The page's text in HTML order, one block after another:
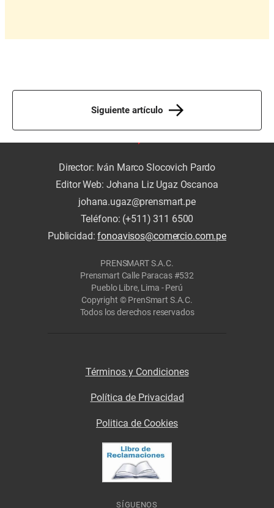
Siguiente artículo
Director: Iván Marco Slocovich Pardo
Editor Web: Johana Liz Ugaz Oscanoa
johana.ugaz@prensmart.pe
Teléfono: (+511) 311 6500
Publicidad:fonoavisos@comercio.com.pe
PRENSMART S.A.C.
Prensmart Calle Paracas #532
Pueblo Libre, Lima - Perú
Copyright © PrenSmart S.A.C.
Todos los derechos reservados
Términos y Condiciones
Política de Privacidad
Politica de Cookies
SÍGUENOS